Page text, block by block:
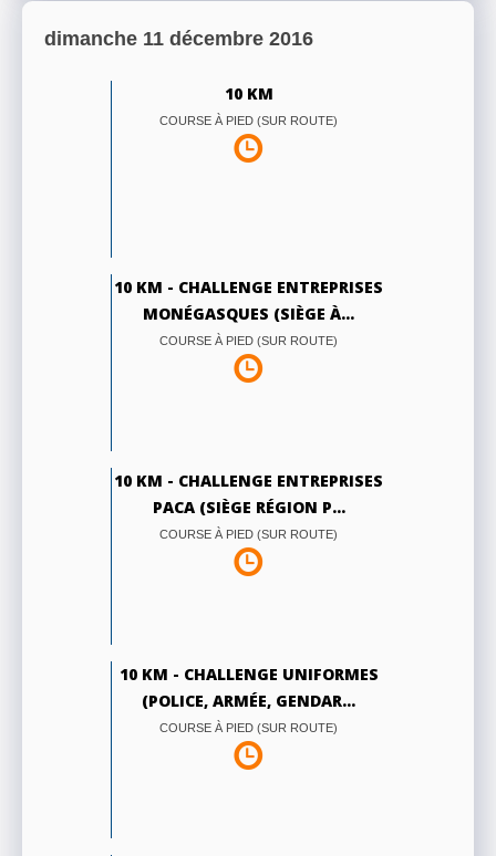
dimanche 11 décembre 2016
10 KM
COURSE À PIED (SUR ROUTE)
10 KM - CHALLENGE ENTREPRISES
MONÉGASQUES (SIÈGE À...
COURSE À PIED (SUR ROUTE)
10 KM - CHALLENGE ENTREPRISES
PACA (SIÈGE RÉGION P...
COURSE À PIED (SUR ROUTE)
10 KM - CHALLENGE UNIFORMES
(POLICE, ARMÉE, GENDAR...
COURSE À PIED (SUR ROUTE)